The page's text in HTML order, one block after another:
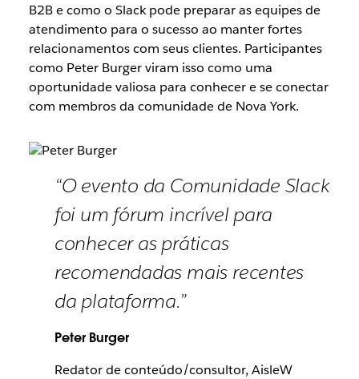
B2B e como o Slack pode preparar as equipes de
atendimento para o sucesso ao manter fortes
relacionamentos com seus clientes. Participantes
como Peter Burger viram isso como uma
oportunidade valiosa para conhecer e se conectar
com membros da comunidade de Nova York.
“O evento da Comunidade Slack
foi um fórum incrível para
conhecer as práticas
recomendadas mais recentes
da plataforma.”
Peter Burger
Redator de conteúdo/consultor, AisleW